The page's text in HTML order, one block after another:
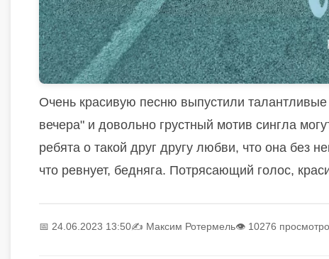
Очень красивую песню выпустили
вечера" и довольно грустный мотив сингла
ребята о такой друг другу любви, что она без
что ревнует, бедняга. Потрясающий голос,
📅 24.06.2023 13:50✍️ Максим Ротермель👁 10276